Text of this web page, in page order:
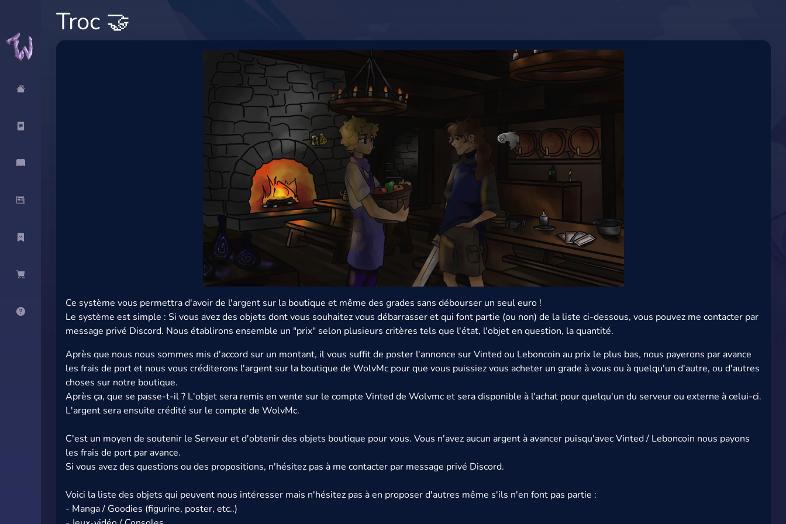
Troc 🤝
Ce système vous permettra d'avoir de l'argent sur la boutique et même des grades sans débourser un seul euro !
Le système est simple : Si vous avez des objets dont vous souhaitez vous débarrasser et qui font partie (ou non) de la liste ci-dessous, vous pouvez me contacter par
message privé Discord. Nous établirons ensemble un "prix" selon plusieurs critères tels que l'état, l'objet en question, la quantité.
Après que nous nous sommes mis d'accord sur un montant, il vous suffit de poster l'annonce sur Vinted ou Leboncoin au prix le plus bas, nous payerons par avance
les frais de port et nous vous créditerons l'argent sur la boutique de WolvMc pour que vous puissiez vous acheter un grade à vous ou à quelqu'un d'autre, ou d'autres
choses sur notre boutique.
Après ça, que se passe-t-il ? L'objet sera remis en vente sur le compte Vinted de Wolvmc et sera disponible à l'achat pour quelqu'un du serveur ou externe à celui-ci.
L'argent sera ensuite crédité sur le compte de WolvMc.
C'est un moyen de soutenir le Serveur et d'obtenir des objets boutique pour vous. Vous n'avez aucun argent à avancer puisqu'avec Vinted / Leboncoin nous payons
les frais de port par avance.
Si vous avez des questions ou des propositions, n'hésitez pas à me contacter par message privé Discord.
Voici la liste des objets qui peuvent nous intéresser mais n'hésitez pas à en proposer d'autres même s'ils n'en font pas partie :
- Manga / Goodies (figurine, poster, etc..)